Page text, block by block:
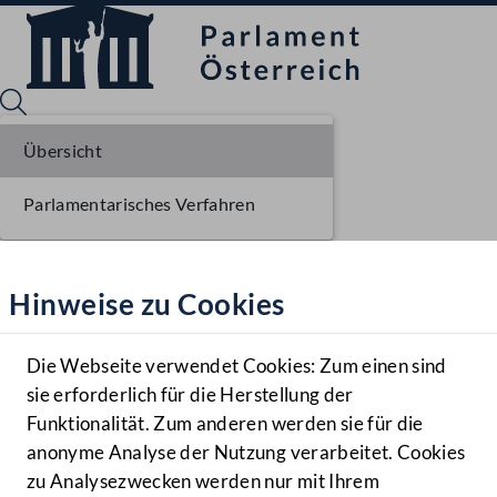
Hilfe
Benutzer
Navigationsmenü öffnen
MENÜ
Hinweise zu Cookies
Die Webseite verwendet Cookies: Zum einen sind
sie erforderlich für die Herstellung der
Funktionalität. Zum anderen werden sie für die
anonyme Analyse der Nutzung verarbeitet. Cookies
zu Analysezwecken werden nur mit Ihrem
Übersicht
Parlamentarisches Verfahren